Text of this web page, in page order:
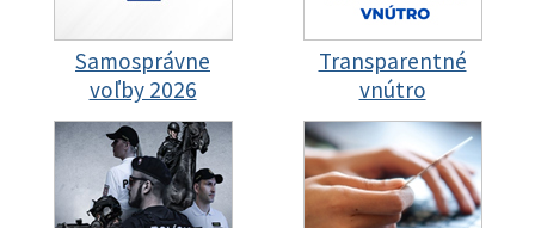
Samosprávne
voľby 2026
Transparentné
vnútro